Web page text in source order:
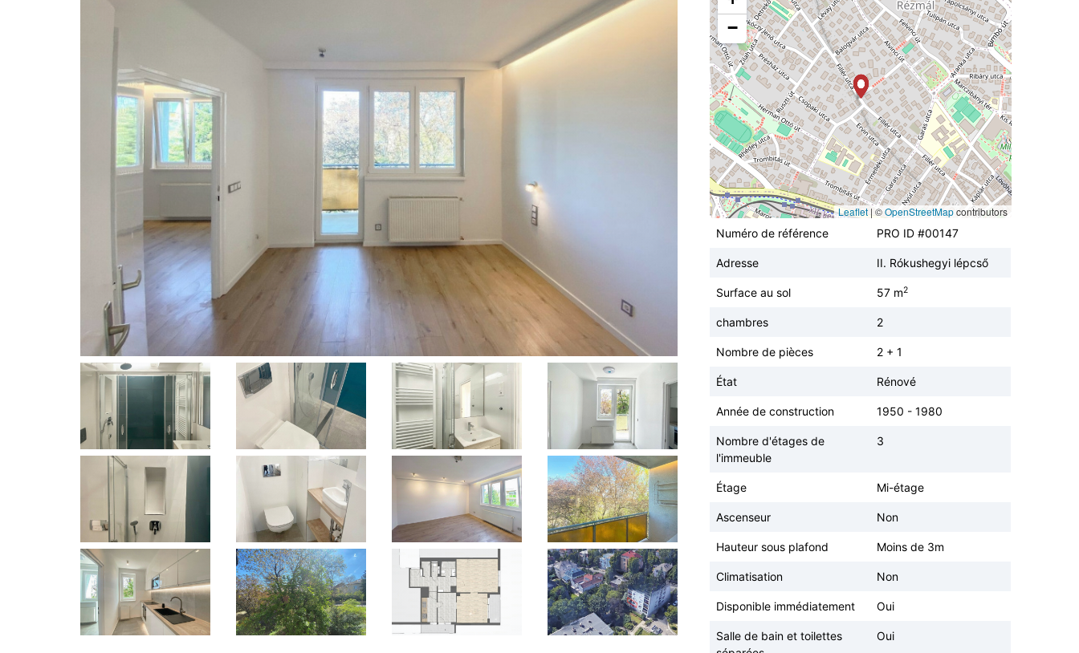
−
Leaflet | ©OpenStreetMapcontributors
Numéro de référence
PRO ID #00147
Adresse II. Rókushegyi lépcső
Surface au sol 57 m2
chambres 2
Nombre de pièces 2 + 1
État Rénové
Année de construction 1950 - 1980
Nombre d'étages de
l'immeuble
3
Étage Mi-étage
Ascenseur Non
Hauteur sous plafond Moins de 3m
Climatisation Non
Disponible immédiatement Oui
Salle de bain et toilettes
Oui